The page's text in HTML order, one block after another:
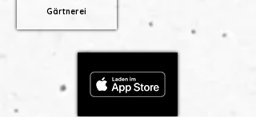
Gärtnerei